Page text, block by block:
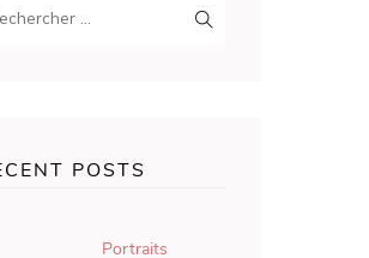
POSTS
Portraits